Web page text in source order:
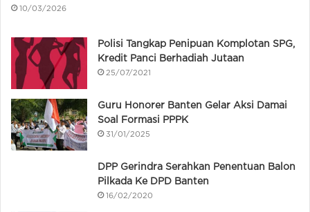
10/03/2026
Polisi Tangkap Penipuan Komplotan SPG,
Kredit Panci Berhadiah Jutaan
25/07/2021
Guru Honorer Banten Gelar Aksi Damai
Soal Formasi PPPK
31/01/2025
DPP Gerindra Serahkan Penentuan Balon
Pilkada Ke DPD Banten
16/02/2020